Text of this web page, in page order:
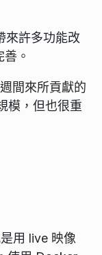
來許多功能改
。
間來所貢獻的
模，但也很重
用 live 映像